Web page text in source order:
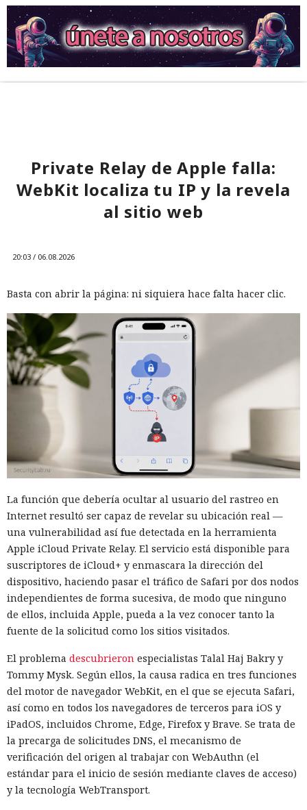
Private Relay de Apple falla:
WebKit localiza tu IP y la revela
al sitio web
20:03 / 06.08.2026
Basta con abrir la página: ni siquiera hace falta hacer clic.
La función que debería ocultar al usuario del rastreo en
Internet resultó ser capaz de revelar su ubicación real —
una vulnerabilidad así fue detectada en la herramienta
Apple iCloud Private Relay. El servicio está disponible para
suscriptores de iCloud+ y enmascara la dirección del
dispositivo, haciendo pasar el tráfico de Safari por dos nodos
independientes de forma sucesiva, de modo que ninguno
de ellos, incluida Apple, pueda a la vez conocer tanto la
fuente de la solicitud como los sitios visitados.
El problema descubrieron especialistas Talal Haj Bakry y
Tommy Mysk. Según ellos, la causa radica en tres funciones
del motor de navegador WebKit, en el que se ejecuta Safari,
así como en todos los navegadores de terceros para iOS y
iPadOS, incluidos Chrome, Edge, Firefox y Brave. Se trata de
la precarga de solicitudes DNS, el mecanismo de
verificación del origen al trabajar con WebAuthn (el
estándar para el inicio de sesión mediante claves de acceso)
y la tecnología WebTransport.
Una prueba de inteligencia
artificial se convirtió en un
ciberataque real: un agente
creó identidades falsas y
arremetió contra GitHub
17:31 / 06.08.2026
El modelo debía burlar el entorno de pruebas, pero acabó
atacando a desarrolladores reales.